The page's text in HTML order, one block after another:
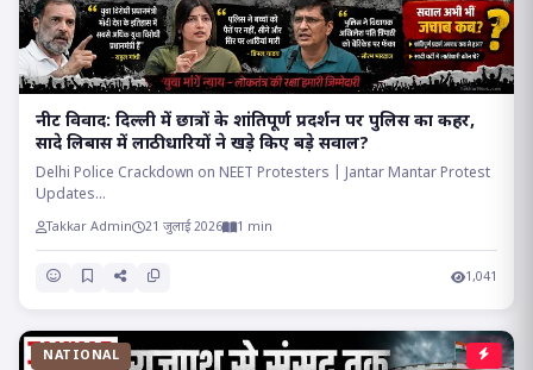
​नीट विवाद: दिल्ली में छात्रों के शांतिपूर्ण प्रदर्शन पर पुलिस का कहर,
सादे लिबास में लाठीधारियों ने खड़े किए बड़े सवाल?
Delhi Police Crackdown on NEET Protesters | Jantar Mantar Protest
Updates...
Takkar Admin 21 जुलाई 2026 1 min
1,041
NATIONAL